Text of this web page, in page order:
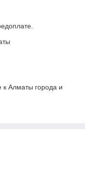
к Алматы города и